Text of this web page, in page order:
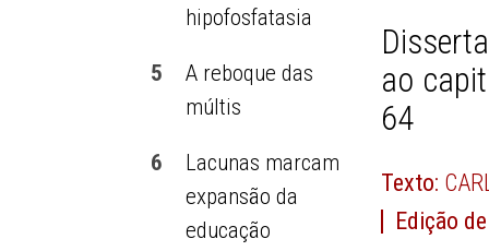
hipofosfatasia
5
A reboque das
múltis
6
Lacunas marcam
expansão da
educação
ao
64
Texto:
Edição